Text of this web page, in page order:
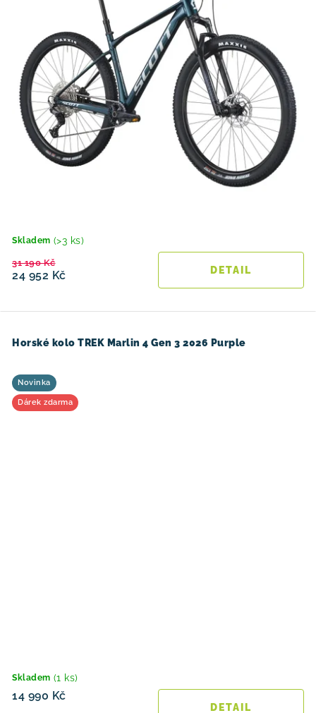
Skladem (>3 ks)
24 952 Kč
31 190 Kč
Horské kolo TREK Marlin 4 Gen 3 2026 Purple
Novinka
Dárek zdarma
Skladem (1 ks)
14 990 Kč